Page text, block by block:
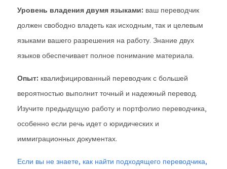
Уровень владения двумя языками: ваш переводчик
должен свободно владеть как исходным, так и целевым
языками вашего разрешения на работу. Знание двух
языков обеспечивает полное понимание материала.
Опыт: квалифицированный переводчик с большей
вероятностью выполнит точный и надежный перевод.
Изучите предыдущую работу и портфолио переводчика,
особенно если речь идет о юридических и
иммиграционных документах.
Если вы не знаете, как найти подходящего переводчика,